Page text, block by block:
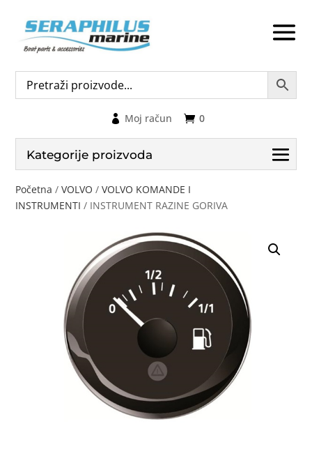
0
Moj račun
Kategorije proizvoda
Početna /VOLVO /VOLVO KOMANDE I
INSTRUMENTI / INSTRUMENT RAZINE GORIVA